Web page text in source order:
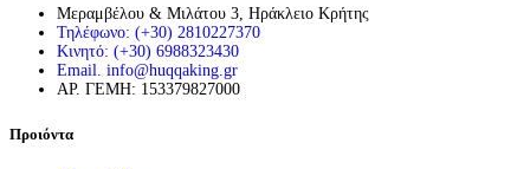
στη
σελίδα
του
προϊόντος
Μεραμβέλου & Μιλάτου 3, Ηράκλειο Κρήτης
Τηλέφωνο: (+30) 2810227370
Κινητό: (+30) 6988323430
Email. info@huqqaking.gr
ΑΡ. ΓΕΜΗ: 153379827000
Προιόντα